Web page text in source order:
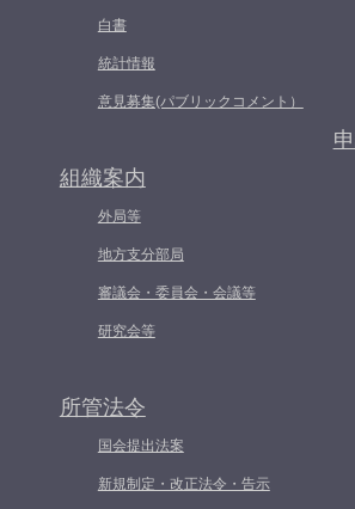
白書
統計情報
意見募集(パブリックコメント）
組織案内
外局等
地方支分部局
審議会・委員会・会議等
研究会等
所管法令
国会提出法案
新規制定・改正法令・告示